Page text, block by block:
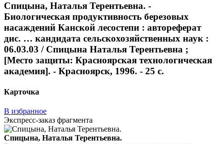
Спицына, Наталья Терентьевна. -
Биологическая продуктивность березовых
насаждений Канской лесостепи : автореферат
дис. … кандидата сельскохозяйственных наук :
06.03.03 / Спицына Наталья Терентьевна ;
[Место защиты: Красноярская технологическая
академия]. - Красноярск, 1996. - 25 с.
Карточка
В избранное
Экспресс-заказ фрагмента
Спицына, Наталья Терентьевна.